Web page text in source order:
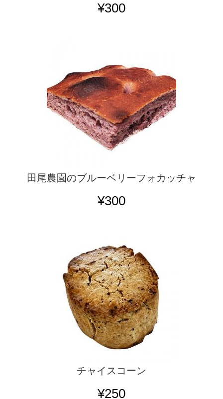
¥300
田尾農園のブルーベリーフォカッチャ
¥300
チャイスコーン
¥250